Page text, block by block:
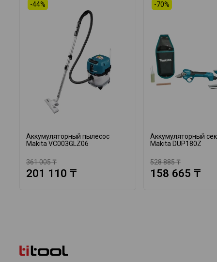
-44%
Аккумуляторный пылесос
Makita VC003GLZ06
361 005 ₸
201 110 ₸
-70%
Аккумуляторный
Makita DUP180Z
528 885 ₸
158 665 ₸